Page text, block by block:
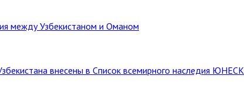
между Узбекистаном и Оманом
внесены в Список всемирного наследия